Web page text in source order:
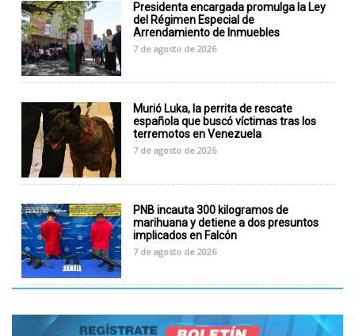
Presidenta encargada promulga la Ley
del Régimen Especial de
Arrendamiento de Inmuebles
7 de agosto de 2026
Murió Luka, la perrita de rescate
española que buscó víctimas tras los
terremotos en Venezuela
7 de agosto de 2026
PNB incauta 300 kilogramos de
marihuana y detiene a dos presuntos
implicados en Falcón
7 de agosto de 2026